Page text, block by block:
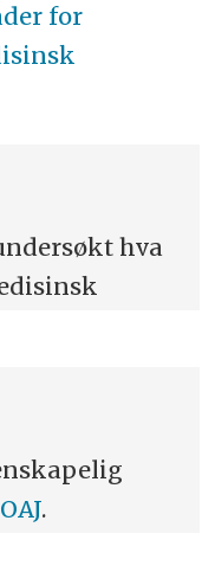
for
hva
.